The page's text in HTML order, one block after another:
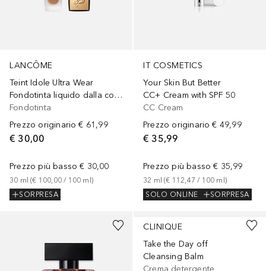
LANCÔME
Teint Idole Ultra Wear
Fondotinta liquido dalla coprenza leggera, tenuta 24h, finish matte naturale
Fondotinta
Prezzo originario € 61,99
€ 30,00
Prezzo più basso € 30,00
30 ml (€ 100,00 / 100 ml )
SORPRESA
IT COSMETICS
Your Skin But Better
CC+ Cream with SPF 50
CC Cream
Prezzo originario € 49,99
€ 35,99
Prezzo più basso € 35,99
32 ml (€ 112,47 / 100 ml )
SOLO ONLINE
SORPRESA
CLINIQUE
Take the Day off
Cleansing Balm
Crema detergente